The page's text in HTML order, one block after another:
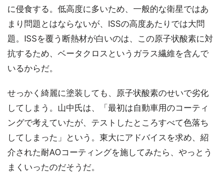
に侵食する。低高度に多いため、一般的な衛星ではあ
まり問題とはならないが、ISSの高度あたりでは大問
題。ISSを覆う断熱材が白いのは、この原子状酸素に対
抗するため、ベータクロスというガラス繊維を含んで
いるからだ。
せっかく綺麗に塗装しても、原子状酸素のせいで劣化
してしまう。山中氏は、「最初は自動車用のコーティ
ングで考えていたが、テストしたところすべて色落ち
してしまった」という。東大にアドバイスを求め、紹
介された耐AOコーティングを施してみたら、やっとう
まくいったのだそうだ。